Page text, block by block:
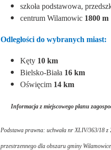
szkoła podstawowa,
centrum Wilamowic 1800 m
Odległości do wybranych miast:
Kęty 10 km
Bielsko-Biała 16 km
Oświęcim 14 km
Informacja z miejscowego planu
Podstawa prawna: uchwała nr XLIV/363/18
przestrzennego dla obszaru gminy